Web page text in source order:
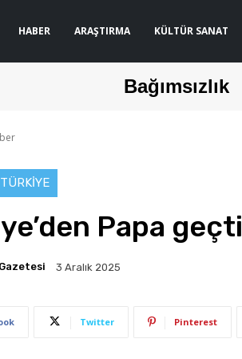
HABER ARAŞTIRMA KÜLTÜR SANAT
Bağımsızlık
TÜRKIYE
Papa geçti
3 Aralık 2025
Twitter Pinterest